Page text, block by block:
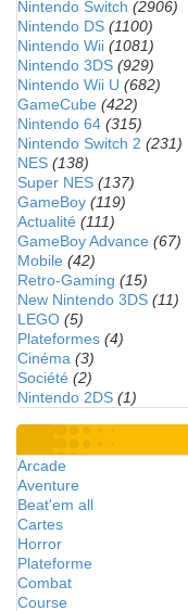
Nintendo Switch (2906)
Nintendo DS (1100)
Nintendo Wii (1081)
Nintendo 3DS (929)
Nintendo Wii U (682)
GameCube (422)
Nintendo 64 (315)
Nintendo Switch 2 (231)
NES (138)
Super NES (137)
GameBoy (119)
Actualité (111)
GameBoy Advance (67)
Mobile (42)
Retro-Gaming (15)
New Nintendo 3DS (11)
LEGO (5)
Plateformes (4)
Cinéma (3)
Société (2)
Nintendo 2DS (1)
Arcade
Aventure
Beat'em all
Cartes
Horror
Plateforme
Combat
Course